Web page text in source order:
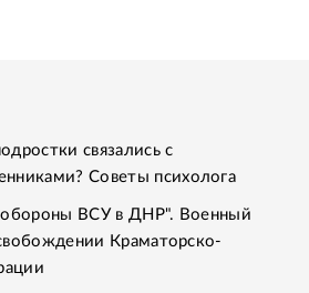
связались с
Советы психолога
ВСУ в ДНР". Военный
Краматорско-